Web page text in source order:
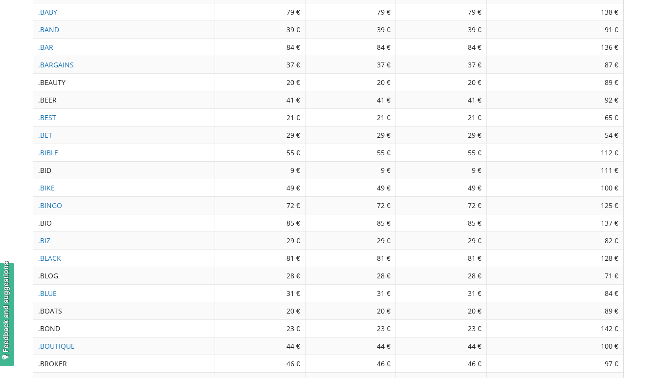
.BABY
79 € 79 € 79 €
138 €
.BAND
39 € 39 € 39 €
91 €
.BAR
84 € 84 € 84 €
136 €
.BARGAINS
37 € 37 € 37 €
87 €
.BEAUTY
20 € 20 € 20 €
89 €
.BEER
41 € 41 € 41 €
92 €
.BEST
21 € 21 € 21 €
65 €
.BET
29 € 29 € 29 €
54 €
.BIBLE
55 € 55 € 55 €
112 €
.BID
9 € 9 € 9 €
111 €
.BIKE
49 € 49 € 49 €
100 €
.BINGO
72 € 72 € 72 €
125 €
.BIO
85 € 85 € 85 €
137 €
.BIZ
29 € 29 € 29 €
82 €
.BLACK
81 € 81 € 81 €
128 €
.BLOG
28 € 28 € 28 €
71 €
.BLUE
31 € 31 € 31 €
84 €
.BOATS
20 € 20 € 20 €
89 €
.BOND
23 € 23 € 23 €
142 €
.BOUTIQUE
44 € 44 € 44 €
100 €
.BROKER
46 € 46 € 46 €
97 €
Feedback and suggestions